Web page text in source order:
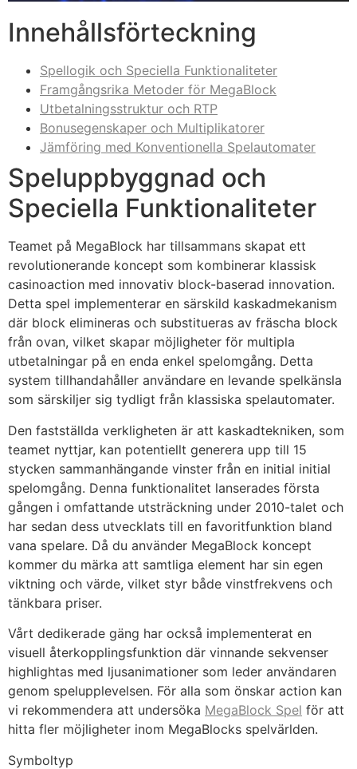
Innehållsförteckning
Spellogik och Speciella Funktionaliteter
Framgångsrika Metoder för MegaBlock
Utbetalningsstruktur och RTP
Bonusegenskaper och Multiplikatorer
Jämföring med Konventionella Spelautomater
Speluppbyggnad och
Speciella Funktionaliteter
Teamet på MegaBlock har tillsammans skapat ett
revolutionerande koncept som kombinerar klassisk
casinoaction med innovativ block-baserad innovation.
Detta spel implementerar en särskild kaskadmekanism
där block elimineras och substitueras av fräscha block
från ovan, vilket skapar möjligheter för multipla
utbetalningar på en enda enkel spelomgång. Detta
system tillhandahåller användare en levande spelkänsla
som särskiljer sig tydligt från klassiska spelautomater.
Den fastställda verkligheten är att kaskadtekniken, som
teamet nyttjar, kan potentiellt generera upp till 15
stycken sammanhängande vinster från en initial initial
spelomgång. Denna funktionalitet lanserades första
gången i omfattande utsträckning under 2010-talet och
har sedan dess utvecklats till en favoritfunktion bland
vana spelare. Då du använder MegaBlock koncept
kommer du märka att samtliga element har sin egen
viktning och värde, vilket styr både vinstfrekvens och
tänkbara priser.
Vårt dedikerade gäng har också implementerat en
visuell återkopplingsfunktion där vinnande sekvenser
highlightas med ljusanimationer som leder användaren
genom spelupplevelsen. För alla som önskar action kan
vi rekommendera att undersöka MegaBlock Spel för att
hitta fler möjligheter inom MegaBlocks spelvärlden.
Symboltyp